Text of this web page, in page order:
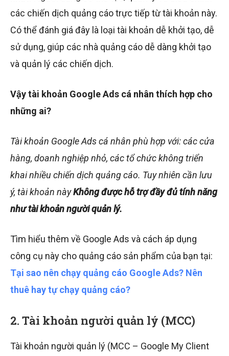
các chiến dịch quảng cáo trực tiếp từ tài khoản này.
Có thể đánh giá đây là loại tài khoản dễ khởi tạo, dễ
sử dụng, giúp các nhà quảng cáo dễ dàng khởi tạo
và quản lý các chiến dịch.
Vậy tài khoản Google Ads cá nhân thích hợp cho
những ai?
Tài khoản Google Ads cá nhân phù hợp với: các cửa
hàng, doanh nghiệp nhỏ, các tổ chức không triển
khai nhiều chiến dịch quảng cáo. Tuy nhiên cần lưu
ý, tài khoản nàyKhông được hỗ trợ đầy đủ tính năng
như tài khoản người quản lý.
Tìm hiểu thêm về Google Ads và cách áp dụng
công cụ này cho quảng cáo sản phẩm của bạn tại:
Tại sao nên chạy quảng cáo Google Ads? Nên
thuê hay tự chạy quảng cáo?
2. Tài khoản người quản lý (MCC)
Tài khoản người quản lý (MCC – Google My Client